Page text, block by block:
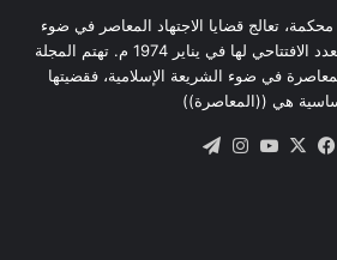
تعالج قضايا الاجتهاد المعاصر في ضوء
الأصالة الإسلامية، وصدر العدد الافتتاحي لها في يناير 1974 م. تهتم المجلة
في ضوء الشريعة الإسلامية، فقضيتها
هي ((المعاصرة))
فيسبوك
‫X
‫YouTube
انستقرام